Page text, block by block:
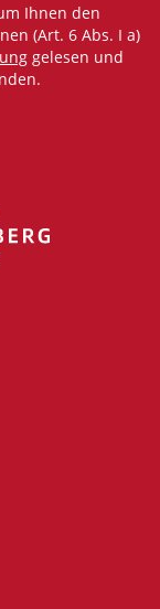
Ihnen den
(Art. 6 Abs. I a)
gelesen und